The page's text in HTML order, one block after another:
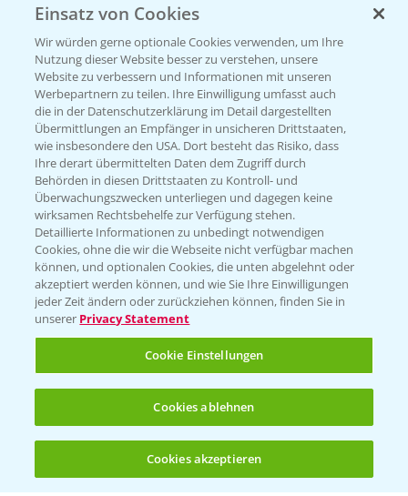
(noch 4)
PRE - Chemikalien sicher entsorgen
Sammelstellen und Termine
Kontakt & Notfall
Beratung auf WhatsApp
T.+49 (0)174 346 564 1
KONTAKT
Hilfe in Notfällen
T.+49 (0)214/30-20220
Folgen Sie uns
Einsatz von Cookies
Wir würden gerne optionale Cookies verwenden, um Ihre
Nutzung dieser Website besser zu verstehen, unsere
Website zu verbessern und Informationen mit unseren
Werbepartnern zu teilen. Ihre Einwilligung umfasst auch
die in der Datenschutzerklärung im Detail dargestellten
Übermittlungen an Empfänger in unsicheren Drittstaaten,
wie insbesondere den USA. Dort besteht das Risiko, dass
Ihre derart übermittelten Daten dem Zugriff durch
Behörden in diesen Drittstaaten zu Kontroll- und
Überwachungszwecken unterliegen und dagegen keine
wirksamen Rechtsbehelfe zur Verfügung stehen.
Detaillierte Informationen zu unbedingt notwendigen
Cookies, ohne die wir die Webseite nicht verfügbar machen
können, und optionalen Cookies, die unten abgelehnt oder
akzeptiert werden können, und wie Sie Ihre Einwilligungen
jeder Zeit ändern oder zurückziehen können, finden Sie in
unserer Privacy Statement
Cookie Einstellungen
Cookies ablehnen
Cookies akzeptieren